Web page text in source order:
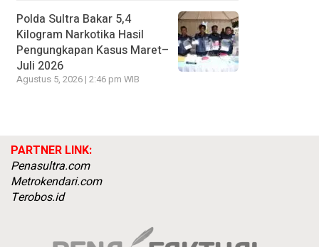
Polda Sultra Bakar 5,4
Kilogram Narkotika Hasil
Pengungkapan Kasus Maret–
Juli 2026
Agustus 5, 2026 | 2:46 pm WIB
PARTNER LINK:
Penasultra.com
Metrokendari.com
Terobos.id